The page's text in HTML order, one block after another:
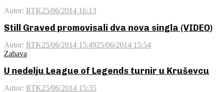
Autor: RTK25/06/2014 16:13
Still Graved promovisali dva nova singla (VIDEO)
Autor: RTK25/06/2014 15:4925/06/2014 15:54
Zabava
U nedelju League of Legends turnir u Kruševcu
Autor: RTK25/06/2014 15:35